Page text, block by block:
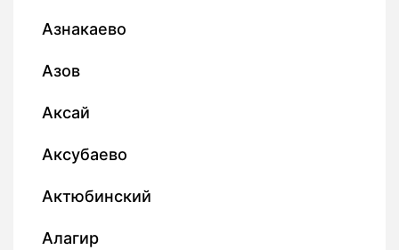
Азнакаево
Азов
Аксай
Аксубаево
Актюбинский
Алагир